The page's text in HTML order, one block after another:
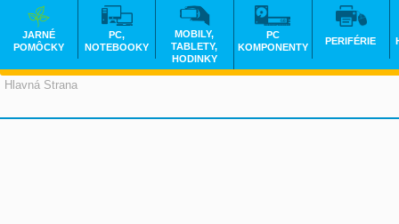
Hlavná Strana
JARNÉ
POMÔCKY
PC,
NOTEBOOKY
MOBILY,
TABLETY,
HODINKY
PC
KOMPONENTY
PERIFÉRIE